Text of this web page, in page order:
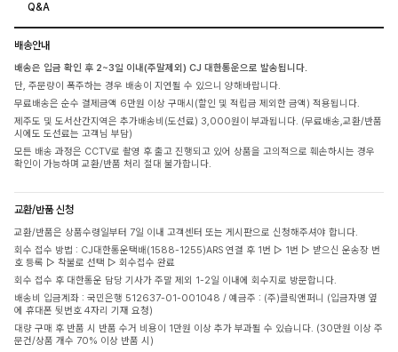
Q&A
배송안내
배송은 입금 확인 후 2~3일 이내(주말제외) CJ 대한통운으로 발송됩니다.
단, 주문량이 폭주하는 경우 배송이 지연될 수 있으니 양해바랍니다.
무료배송은 순수 결제금액 6만원 이상 구매시(할인 및 적립금 제외한 금액) 적용됩니다.
제주도 및 도서산간지역은 추가배송비(도선료) 3,000원이 부과됩니다. (무료배송,교환/반품
시에도 도선료는 고객님 부담)
모든 배송 과정은 CCTV로 촬영 후 출고 진행되고 있어 상품을 고의적으로 훼손하시는 경우
확인이 가능하며 교환/반품 처리 절대 불가합니다.
교환/반품 신청
교환/반품은 상품수령일부터 7일 이내 고객센터 또는 게시판으로 신청해주셔야 합니다.
회수 접수 방법 : CJ대한통운택배(1588-1255)ARS 연결 후 1번 ▷ 1번 ▷ 받으신 운송장 번
호 등록 ▷ 착불로 선택 ▷ 회수접수 완료
회수 접수 후 대한통운 담당 기사가 주말 제외 1-2일 이내에 회수지로 방문합니다.
배송비 입금계좌 : 국민은행 512637-01-001048 / 예금주 : (주)클릭앤퍼니 (입금자명 옆
에 휴대폰 뒷번호 4자리 기재 요청)
대량 구매 후 반품 시 반품 수거 비용이 1만원 이상 추가 부과될 수 있습니다. (30만원 이상 주
문건/상품 개수 70% 이상 반품 시)